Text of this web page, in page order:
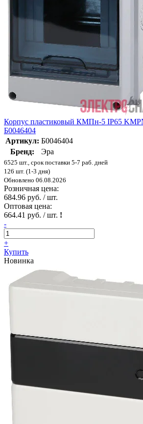
Корпус пластиковый КМПн-5 IP65
Б0046404
Артикул: Б0046404
Бренд:
Эра
6525 шт., срок поставки 5-7 раб. дней
126 шт. (1-3 дня)
Обновлено 06.08.2026
Розничная цена:
684.96 руб. / шт.
Оптовая цена:
664.41 руб. / шт. !
-
+
Купить
Новинка